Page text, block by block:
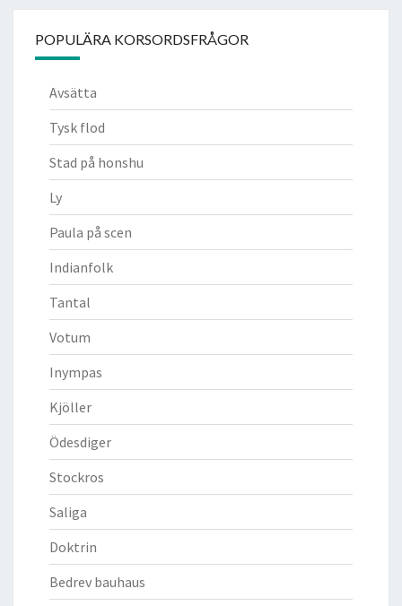
POPULÄRA KORSORDSFRÅGOR
Avsätta
Tysk flod
Stad på honshu
Ly
Paula på scen
Indianfolk
Tantal
Votum
Inympas
Kjöller
Ödesdiger
Stockros
Saliga
Doktrin
Bedrev bauhaus